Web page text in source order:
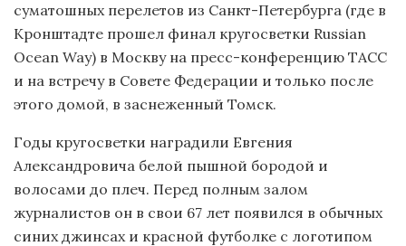
суматошных перелетов из Санкт-Петербурга (где в
Кронштадте прошел финал кругосветки Russian
Ocean Way) в Москву на пресс-конференцию ТАСС
и на встречу в Совете Федерации и только после
этого домой, в заснеженный Томск.
Годы кругосветки наградили Евгения
Александровича белой пышной бородой и
волосами до плеч. Перед полным залом
журналистов он в свои 67 лет появился в обычных
синих джинсах и красной футболке с логотипом